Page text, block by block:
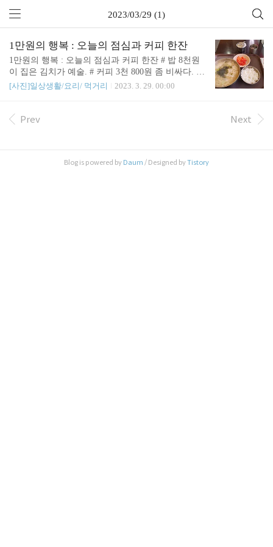
2023/03/29 (1)
1만원의 행복 : 오늘의 점심과 커피 한잔
1만원의 행복 : 오늘의 점심과 커피 한잔 # 밥 8천원
이 집은 김치가 예술. # 커피 3천 800원 좀 비싸다. 크
림 올라간 고급커피. 1만원 조금 넘었지만(11,800원)
[사진]일상생활/요리/ 먹거리 2023. 3. 29. 00:00
Prev Next
Blog is powered by Daum / Designed byTistory